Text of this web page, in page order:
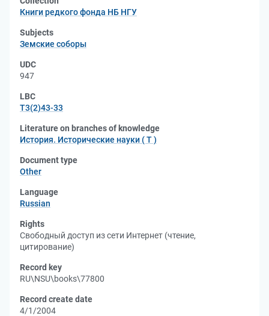
Книги редкого фонда НБ НГУ
Subjects
Земские соборы
UDC
947
LBC
Т3(2)43-33
Literature on branches of knowledge
История. Исторические науки ( Т )
Document type
Other
Language
Russian
Rights
Свободный доступ из сети Интернет (чтение,
цитирование)
Record key
RU\NSU\books\77800
Record create date
4/1/2004